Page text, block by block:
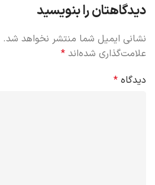
دیدگاهتان را بنویسید
نشانی ایمیل شما منتشر نخواهد شد.
علامت‌گذاری شده‌اند *
دیدگاه *